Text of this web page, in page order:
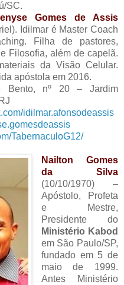
SC.
Gomes de Assis
Idilmar é Master Coach
Filha de pastores,
Filosofia, além de capelã.
da Visão Celular.
apóstola em 2016.
Bento, nº 20 – Jardim
idilmar.afonsodeassis
TabernaculoG12/
Nailton Gomes
da Silva
(10/10/1970) –
Apóstolo, Profeta
e Mestre,
Presidente do
Ministério Kabod
em São Paulo/SP,
fundado em 5 de
maio de 1999.
Antes Ministério